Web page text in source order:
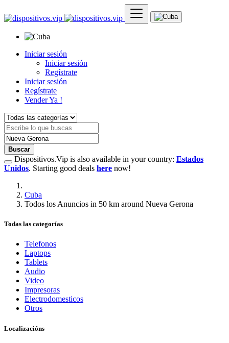
Iniciar sesión
Iniciar sesión
Regístrate
Iniciar sesión
Regístrate
Vender Ya !
Buscar
Dispositivos.Vip is also available in your country: Estados
Unidos. Starting good deals here now!
Cuba
Todos los Anuncios in 50 km around Nueva Gerona
Todas las categorías
Telefonos
Laptops
Tablets
Audio
Video
Impresoras
Electrodomesticos
Otros
Localizacións